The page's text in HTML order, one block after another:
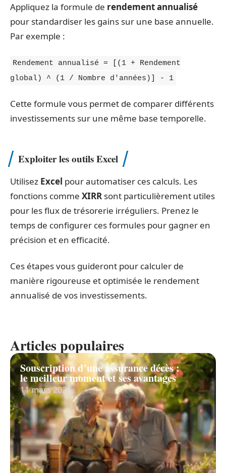
Appliquez la formule de rendement annualisé
pour standardiser les gains sur une base annuelle.
Par exemple :
Rendement annualisé = [(1 + Rendement
global) ^ (1 / Nombre d'années)] - 1
Cette formule vous permet de comparer différents
investissements sur une même base temporelle.
Exploiter les outils Excel
Utilisez Excel pour automatiser ces calculs. Les
fonctions comme XIRR sont particulièrement utiles
pour les flux de trésorerie irréguliers. Prenez le
temps de configurer ces formules pour gagner en
précision et en efficacité.
Ces étapes vous guideront pour calculer de
manière rigoureuse et optimisée le rendement
annualisé de vos investissements.
Articles populaires
Souscription d’une assurance décès :
le meilleur moment et ses avantages
11 mars 2026